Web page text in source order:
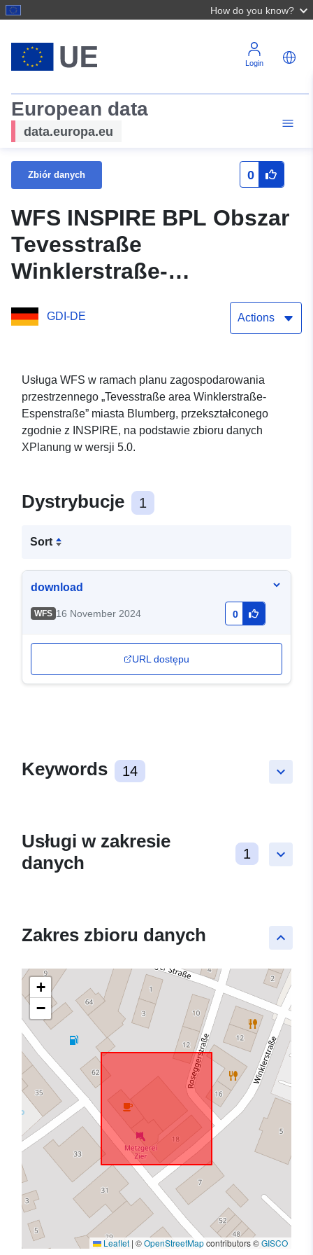
How do you know?
Login
European data
data.europa.eu
Zbiór danych 0
WFS INSPIRE BPL Obszar
Tevesstraße
Winklerstraße-
GDI-DE Actions
Usługa WFS w ramach planu zagospodarowania
przestrzennego „Tevesstraße area Winklerstraße-
Espenstraße” miasta Blumberg, przekształconego
zgodnie z INSPIRE, na podstawie zbioru danych
XPlanung w wersji 5.0.
Dystrybucje 1
Sort
download
WFS 16 November 2024 0
URL dostępu
keyboard_arrow_down
Keywords 14
keyboard_arrow_down
Usługi w zakresie
danych
1
keyboard_arrow_up
Zakres zbioru danych
+
−
Leaflet | ©OpenStreetMapcontributors ©GISCO